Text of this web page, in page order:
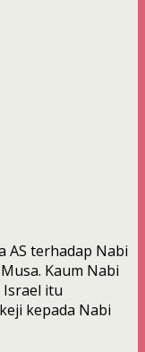
AS terhadap Nabi
Kaum Nabi
Israel itu
kepada Nabi